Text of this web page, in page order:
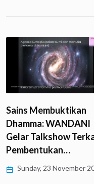
Sains Membuktikan
Dhamma: WANDANI
Gelar Talkshow
Pembentukan…
Sunday, 23 November